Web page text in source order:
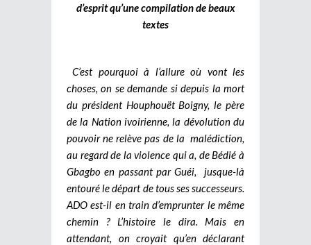
d’esprit qu’une compilation de beaux
textes
C’est pourquoi à l’allure où vont les
choses, on se demande si depuis la mort
du président Houphouët Boigny, le père
de la Nation ivoirienne, la dévolution du
pouvoir ne relève pas de la malédiction,
au regard de la violence qui a, de Bédié à
Gbagbo en passant par Guéi, jusque-là
entouré le départ de tous ses successeurs.
ADO est-il en train d’emprunter le même
chemin ? L’histoire le dira. Mais en
attendant, on croyait qu’en déclarant